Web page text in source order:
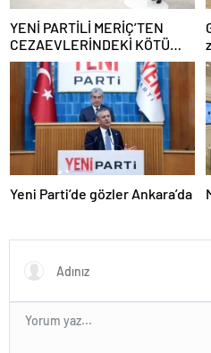
YENİ PARTİLİ MERİÇ’TEN
CEZAEVLERİNDEKİ KÖTÜ
KOŞULLAR İÇİN SORU
ÖNERGESİ
Yeni Parti’de gözler Ankara’da